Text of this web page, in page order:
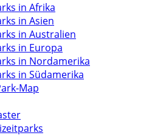
in Afrika
in Asien
in Australien
in Europa
in Nordamerika
in Südamerika
Map